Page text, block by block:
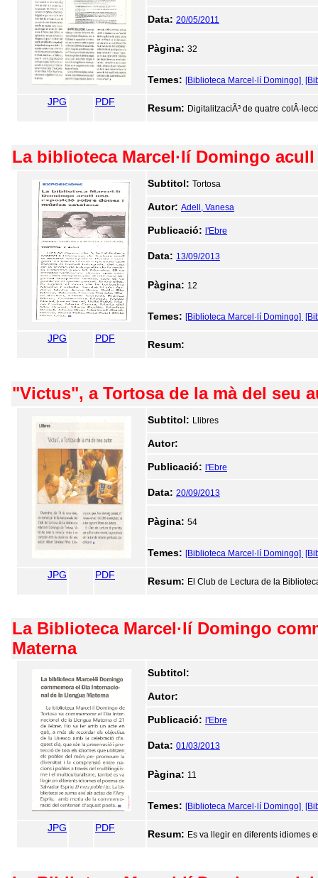
Data: 20/05/2011
Pàgina: 32
Temes: [Biblioteca Marcel·lí Domingo]
JPG PDF
Resum: DigitalitzaciÃ³ de quatre
La biblioteca Marcel·lí Domingo
Subtitol: Tortosa
Autor: Adell, Vanesa
Publicació: l'Ebre
Data: 13/09/2013
Pàgina: 12
Temes: [Biblioteca Marcel·lí Domingo]
JPG PDF
Resum:
"Victus", a Tortosa de la mà del seu
Subtitol: Llibres
Autor:
Publicació: l'Ebre
Data: 20/09/2013
Pàgina: 54
Temes: [Biblioteca Marcel·lí Domingo]
JPG PDF
Resum: El Club de Lectura de la
La Biblioteca Marcel·lí Domingo
Materna
Subtitol:
Autor:
Publicació: l'Ebre
Data: 01/03/2013
Pàgina: 11
Temes: [Biblioteca Marcel·lí Domingo]
JPG PDF
Resum: Es va llegir en diferents idiomes